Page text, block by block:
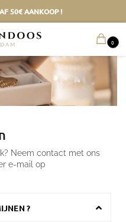
50€ AANKOOP !
0
Neem contact met ons
e-mail op
?